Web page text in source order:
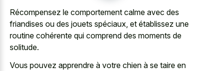
Récompensez le comportement calme avec des
friandises ou des jouets spéciaux, et établissez une
routine cohérente qui comprend des moments de
solitude.
Vous pouvez apprendre à votre chien à se taire en